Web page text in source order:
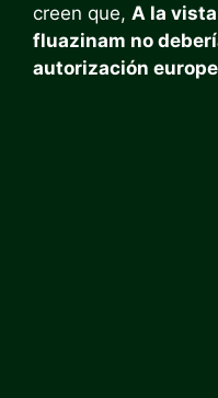
creen que, A la
fluazinam no
autorización